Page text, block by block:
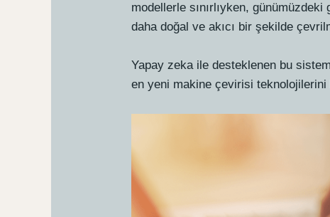
modellerle sınırlıyken,
daha doğal ve akıcı bir şekilde
Yapay zeka ile desteklenen bu
en yeni makine çevirisi